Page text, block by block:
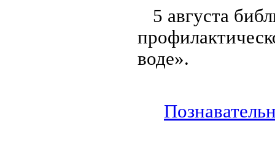
5 августа
воде».